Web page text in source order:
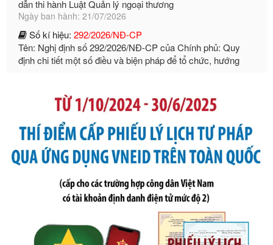
Số kí hiệu:292/2026/NĐ-CP
Tên: Nghị định số 292/2026/NĐ-CP của Chính phủ: Quy
định chi tiết một số điều và biện pháp để tổ chức, hướng
dẫn thi hành Luật Quản lý ngoại thương
Ngày ban hành: 21/07/2026
bỏ Thông tư số 87/2019/TT- BТC ngày 19 tháng 12 năm
2019 của Bộ trưởng Bộ Tài chính hướng dẫn thực hiện xử
phạt vi phạm hành chính trong lĩnh vực kho bạc nhà nước
Ngày ban hành: 21/07/2026
Số kí hiệu: 291/2026/NĐ-CP
Tên: Nghị định số 291/2026/NĐ-CP của Chính phủ: Sửa
đổi, bổ sung một số điều của Nghị định số 125/2020/NĐ-СР
ngày 19 tháng 10 năm 2020 của Chính phủ quy định xử
phạt vi phạm hành chính về thuế, hóa đơn được sửa đổi, bổ
sung bởi Nghị định số 102/2021/NĐ-CP
Ngày ban hành: 20/07/2026